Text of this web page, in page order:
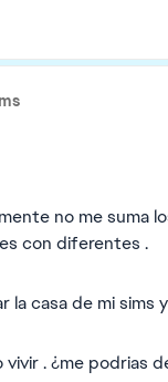
no me suma
con diferentes .
la casa de mi sims
. ¿me podrias